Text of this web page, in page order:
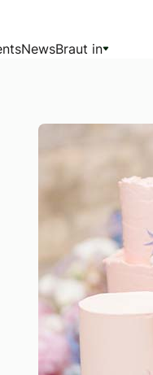
NewsBraut in